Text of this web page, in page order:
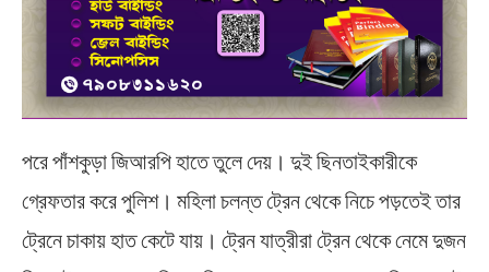
পরে পাঁশকুড়া জিআরপি হাতে তুলে দেয়। দুই ছিনতাইকারীকে
গ্রেফতার করে পুলিশ। মহিলা চলন্ত ট্রেন থেকে নিচে পড়তেই তার
ট্রেনে চাকায় হাত কেটে যায়। ট্রেন যাত্রীরা ট্রেন থেকে নেমে দুজন